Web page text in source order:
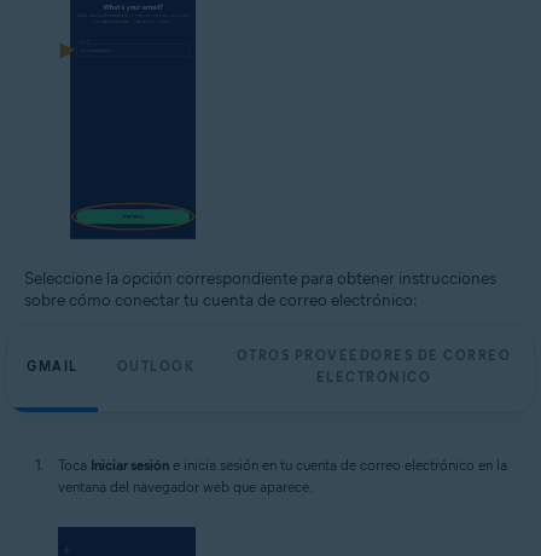
Seleccione la opción correspondiente para obtener instrucciones
sobre cómo conectar tu cuenta de correo electrónico:
GMAIL OUTLOOK
OTROS PROVEEDORES DE CORREO
ELECTRÓNICO
Toca Iniciar sesión e inicia sesión en tu cuenta de correo electrónico en la
ventana del navegador web que aparece.